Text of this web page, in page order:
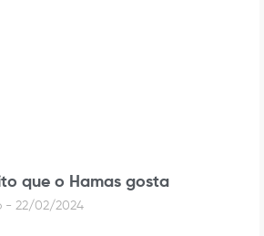
que o Hamas gosta
22/02/2024